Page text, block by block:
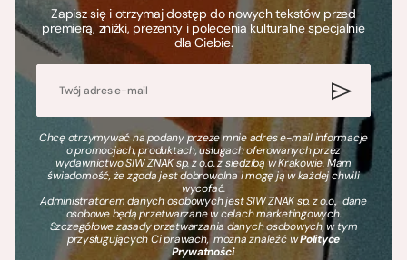
Zapisz się i otrzymaj dostęp do nowych tekstów przed
premierą, zniżki, prezenty i polecenia kulturalne specjalnie
dla Ciebie.
Chcę otrzymywać na podany przeze mnie adres e-mail informacje
o promocjach, produktach, usługach oferowanych przez
wydawnictwo SIW ZNAK sp. z o.o. z siedzibą w Krakowie. Mam
świadomość, że zgoda jest dobrowolna i mogę ją w każdej chwili
wycofać.
Administratorem danych osobowych jest SIW ZNAK sp. z o.o., dane
osobowe będą przetwarzane w celach marketingowych.
Szczegółowe zasady przetwarzania danych osobowych, w tym
przysługujących Ci prawach, można znaleźć wPolityce
Prywatności.